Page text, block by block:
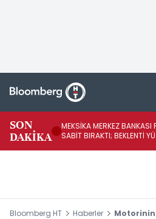
SON
DAKİKA
MEKSİKA MERKEZ
SABİT BIRAKTI; BEKLENTİ
Bloomberg HT Haberler Motorinin